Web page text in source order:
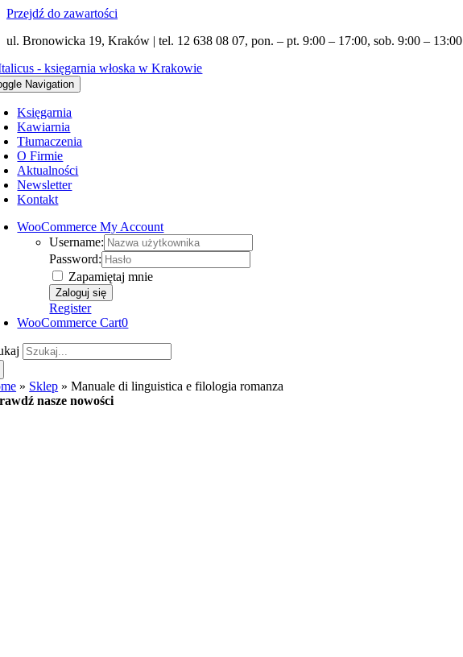
Przejdź do zawartości
ul. Bronowicka 19, Kraków | tel. 12 638 08 07, pon. – pt. 9:00 – 17:00, sob. 9:00 – 13:00
Navigation
Księgarnia
Kawiarnia
Tłumaczenia
O Firmie
Aktualności
Newsletter
Kontakt
WooCommerce My Account
Username:
Password:
Zapamiętaj mnie
Register
WooCommerce Cart0
» Sklep »Manuale di linguistica e filologia romanza
nasze nowości